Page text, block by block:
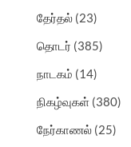
தேர்தல் (23)
தொடர் (385)
நாடகம் (14)
நிகழ்வுகள் (380)
நேர்காணல் (25)